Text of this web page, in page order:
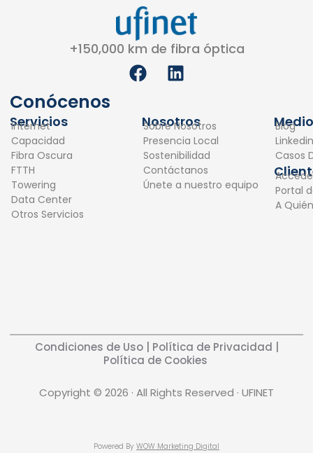
+150,000 km de fibra óptica
F
a
e
b
o
o
k
L
i
k
e
d
i
n
Conócenos
Servicios
Internet
Capacidad
Fibra Oscura
FTTH
Towering
Data Center
Otros Servicios
Nosotros
Sobre Nosotros
Presencia Local
Sostenibilidad
Contáctanos
Únete a nuestro equipo
Blog
Linkedin
Casos
Portal
A
Condiciones de Uso| Política de Privacidad
Política de Cookies
Copyright © 2026 · All Rights Reserved · UFINET
Powered By WOW Marketing Digital